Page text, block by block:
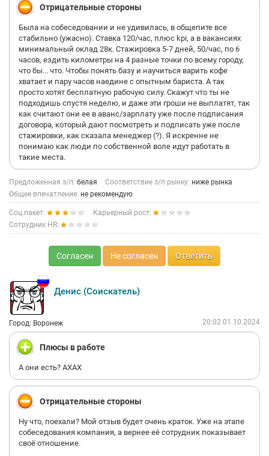
или находился в уборной.
13. Оплачивают такси только в районе 300 рублей, больше -
едешь сам, или иди пешком, если автобусы не ездят.
14.Инвентаризацию считаешь самостоятельно. За это не
доплачивают.
15.На первое время оформляют по Ученическому договору, в
понятии ТК РФ, который никакой гарантии не дает. Вас могут
кинуть в любой момент
16. Постоянная текучка, на несколько точек подряд может не
быть бариста. Постоянных бариков можно посчитать по
пальцам. В месяц может уйти от 2 до 5 человек спокойно.
17. Концепция компании не в том, чтобы человек остался на
постоянную и стабильную основу, а чтобы заткнуть дыру в
точке. Лишь бы руки-ноги были.
18. Часть сотрудников работает без мед.книжки
19. Дается только 4 перерыва по 15 минут. По пол часа нет.
Можешь есть пока никого нет, можешь в перерыв. Очередь на
кассе в магазине или в туалете? твои проблемы. Выходить
можно в районе одного раза каждые 3 часа. Это отслеживают
по камерам, которых, кстати, может находится 2, а то и 3
штуки на точке. Спасибо, что не в мусорке еще. Кстати, они с
прослушками, дабы в случае чего уличить неверного в том,
20. Самое дешевое зерно и составляющие кофейни. Кофелайк
уже 10 лет, а они до сих пор используют дешманское зерно
по типу Никс Хауса.
21. После увольнения, особенно о котором предупреждал
заранее кофелайк делает подлянку, и штрафует уже ПОСЛЕ
ухода сотрудника, дабы нажиться на ушедшем из детовщины
в нормальный мир.
22. Нормальной зарплаты вы не увидите, условий не увидите.
Даже на самой ходовой точке с переработками у вас будет
максимум тысяч 35-40.
добираться домой - не интересует.
Самое забавное, что даже в самой ноунеймовской кофейне зп
бешеная, своих новоиспеченных коллег можно даже не
запоминать.
Отрицательные стороны
Была на собеседовании и не удивилась, в общепите все
стабильно (ужасно). Ставка 120/час, плюс kpi, а в вакансиях
минимальный оклад 28к. Стажировка 5-7 дней, 50/час, по 6
часов, ездить километры на 4 разные точки по всему городу,
что бы... что. Чтобы понять базу и научиться варить кофе
хватает и пару часов наедине с опытным бариста. А так
просто хотят бесплатную рабочую силу. Скажут что ты не
подходишь спустя неделю, и даже эти гроши не выплатят, так
как считают они ее в аванс/зарплату уже после подписания
договора, который дают посмотреть и подписать уже после
стажировки, как сказала менеджер (?). Я искренне не
понимаю как люди по собственной воле идут работать в
такие места.
Предложенная з/п: белая Соответствие з/п рынку: ниже рынка
Общее впечатление: не рекомендую
Соц.пакет:
Карьерный рост:
Сотрудник HR:
Согласен Не согласен Ответить
Денис (Соискатель)
Город: Воронеж 20:02 01.10.2024
Плюсы в работе
А они есть? АХАХ
Отрицательные стороны
Ну что, поехали? Мой отзыв будет очень краток. Уже на этапе
собеседования компания, а вернее её сотрудник показывает
своё отношение.